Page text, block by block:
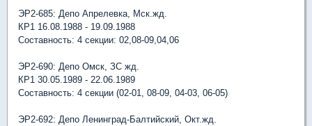
ЭР2-685: Депо Апрелевка, Мск.жд.
КР1 16.08.1988 - 19.09.1988
Составность: 4 секции: 02,08-09,04,06
ЭР2-690: Депо Омск, ЗС жд.
КР1 30.05.1989 - 22.06.1989
Составность: 4 секции (02-01, 08-09, 04-03, 06-05)
ЭР2-692: Депо Ленинград-Балтийский, Окт.жд.